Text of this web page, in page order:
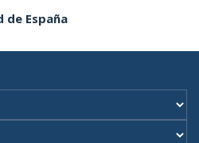
de España